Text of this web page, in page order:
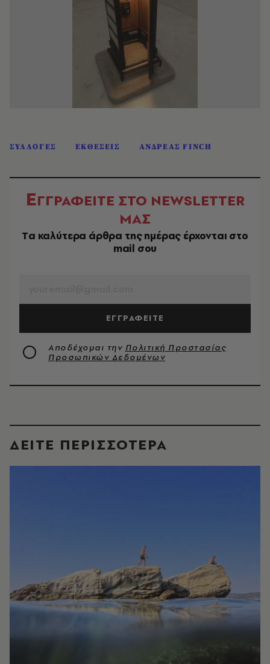
ΣΥΛΛΟΓΕΣ ΕΚΘΕΣΕΙΣ ΑΝΔΡΕΑΣ FINCH
ΕΓΓΡΑΦΕΙΤΕ ΣΤΟ NEWSLETTER
ΜΑΣ
Tα καλύτερα άρθρα της ημέρας έρχονται στο
mail σου
ΕΓΓΡΑΦΕΙΤΕ
Αποδέχομαι την Πολιτική Προστασίας
Προσωπικών Δεδομένων
ΔΕΙΤΕ ΠΕΡΙΣΣΟΤΕΡΑ